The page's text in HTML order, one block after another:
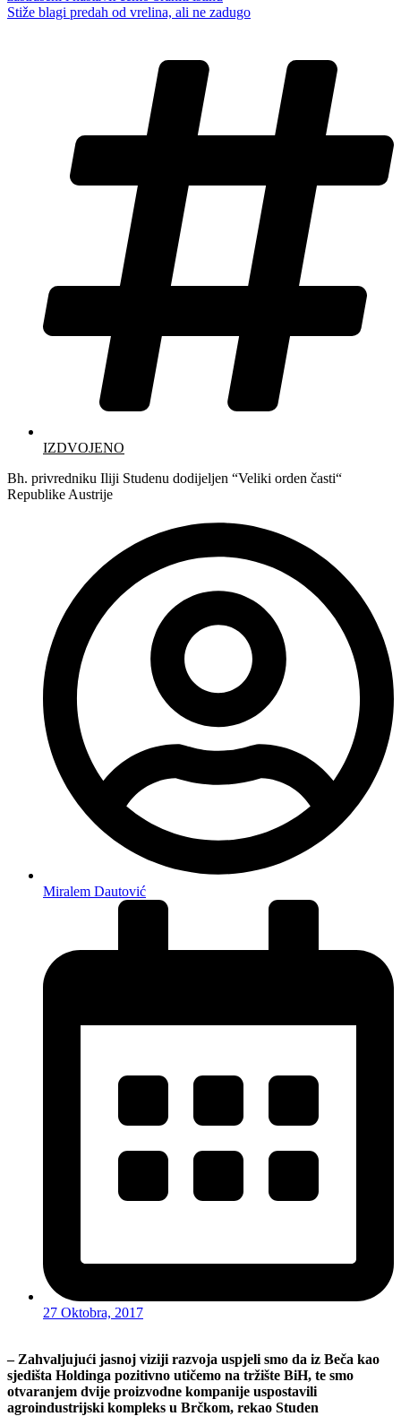
Stiže blagi predah od vrelina, ali ne zadugo
IZDVOJENO
Bh. privredniku Iliji Studenu dodijeljen “Veliki orden časti“
Republike Austrije
Miralem Dautović
27 Oktobra, 2017
– Zahvaljujući jasnoj viziji razvoja uspjeli smo da iz Beča kao
sjedišta Holdinga pozitivno utičemo na tržište BiH, te smo
otvaranjem dvije proizvodne kompanije uspostavili
agroindustrijski kompleks u Brčkom, rekao Studen